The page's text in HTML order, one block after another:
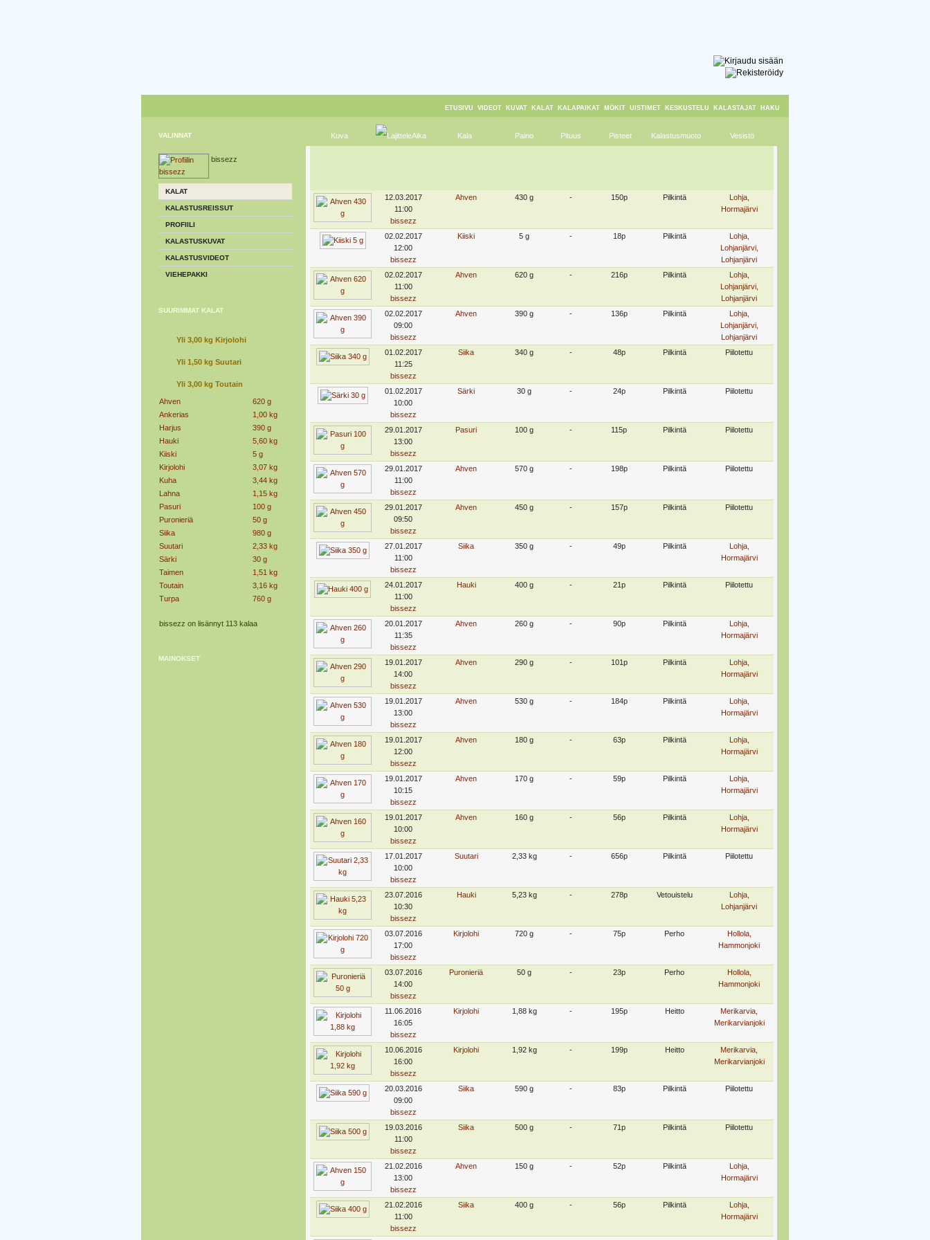
ETUSIVU VIDEOT KUVAT KALAT KALAPAIKAT MÖKIT UISTIMET KESKUSTELU KALASTAJAT HAKU
VALINNAT
bissezz
KALAT
KALASTUSREISSUT
PROFIILI
KALASTUSKUVAT
KALASTUSVIDEOT
VIEHEPAKKI
SUURIMMAT KALAT
Yli 3,00 kg Kirjolohi
Yli 1,50 kg Suutari
Yli 3,00 kg Toutain
Ahven
620 g
Ankerias
1,00 kg
Harjus
390 g
Hauki
5,60 kg
Kiiski
5 g
Kirjolohi
3,07 kg
Kuha
3,44 kg
Lahna
1,15 kg
Pasuri
100 g
Puronieriä
50 g
Siika
980 g
Suutari
2,33 kg
Särki
30 g
Taimen
1,51 kg
Toutain
3,16 kg
Turpa
760 g
bissezz on lisännyt 113 kalaa
MAINOKSET
Kuva Aika Kala Paino Pituus Pisteet Kalastusmuoto Vesistö
12.03.2017
11:00
bissezz
Ahven 430 g - 150p Pilkintä
Lohja,
Hormajärvi
02.02.2017
12:00
bissezz
Kiiski 5 g - 18p Pilkintä
Lohja,
Lohjanjärvi,
Lohjanjärvi
02.02.2017
11:00
bissezz
Ahven 620 g - 216p Pilkintä
Lohja,
Lohjanjärvi,
Lohjanjärvi
02.02.2017
09:00
bissezz
Ahven 390 g - 136p Pilkintä
Lohja,
Lohjanjärvi,
Lohjanjärvi
01.02.2017
11:25
bissezz
Siika 340 g - 48p Pilkintä Piilotettu
01.02.2017
10:00
bissezz
Särki 30 g - 24p Pilkintä Piilotettu
29.01.2017
13:00
bissezz
Pasuri 100 g - 115p Pilkintä Piilotettu
29.01.2017
11:00
bissezz
Ahven 570 g - 198p Pilkintä Piilotettu
29.01.2017
09:50
bissezz
Ahven 450 g - 157p Pilkintä Piilotettu
27.01.2017
11:00
bissezz
Siika 350 g - 49p Pilkintä
Lohja,
Hormajärvi
24.01.2017
11:00
bissezz
Hauki 400 g - 21p Pilkintä Piilotettu
20.01.2017
11:35
bissezz
Ahven 260 g - 90p Pilkintä
Lohja,
Hormajärvi
19.01.2017
14:00
bissezz
Ahven 290 g - 101p Pilkintä
Lohja,
Hormajärvi
19.01.2017
13:00
bissezz
Ahven 530 g - 184p Pilkintä
Lohja,
Hormajärvi
19.01.2017
12:00
bissezz
Ahven 180 g - 63p Pilkintä
Lohja,
Hormajärvi
19.01.2017
10:15
bissezz
Ahven 170 g - 59p Pilkintä
Lohja,
Hormajärvi
19.01.2017
10:00
bissezz
Ahven 160 g - 56p Pilkintä
Lohja,
Hormajärvi
17.01.2017
10:00
bissezz
Suutari 2,33 kg - 656p Pilkintä Piilotettu
23.07.2016
10:30
bissezz
Hauki 5,23 kg - 278p Vetouistelu
Lohja,
Lohjanjärvi
03.07.2016
17:00
bissezz
Kirjolohi 720 g - 75p Perho
Hollola,
Hammonjoki
03.07.2016
14:00
bissezz
Puronieriä 50 g - 23p Perho
Hollola,
Hammonjoki
11.06.2016
16:05
bissezz
Kirjolohi 1,88 kg - 195p Heitto
Merikarvia,
Merikarvianjoki
10.06.2016
16:00
bissezz
Kirjolohi 1,92 kg - 199p Heitto
Merikarvia,
Merikarvianjoki
20.03.2016
09:00
bissezz
Siika 590 g - 83p Pilkintä Piilotettu
19.03.2016
11:00
bissezz
Siika 500 g - 71p Pilkintä Piilotettu
21.02.2016
13:00
bissezz
Ahven 150 g - 52p Pilkintä
Lohja,
Hormajärvi
21.02.2016
11:00
bissezz
Siika 400 g - 56p Pilkintä
Lohja,
Hormajärvi